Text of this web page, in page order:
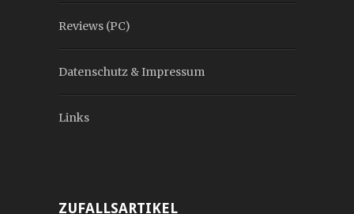
Reviews (PC)
Datenschutz & Impressum
Links
ZUFALLSARTIKEL